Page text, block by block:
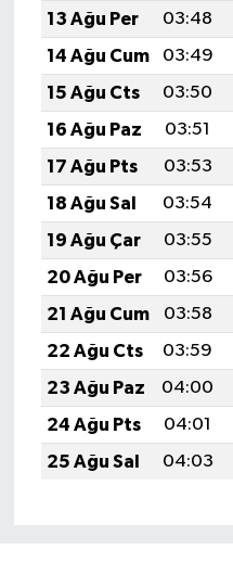
13 Ağu Per
03:48
14 Ağu Cum
03:49
15 Ağu Cts
03:50
16 Ağu Paz
03:51
17 Ağu Pts
03:53
18 Ağu Sal
03:54
19 Ağu Çar
03:55
20 Ağu Per
03:56
21 Ağu Cum
03:58
22 Ağu Cts
03:59
23 Ağu Paz
04:00
24 Ağu Pts
04:01
25 Ağu Sal
04:03